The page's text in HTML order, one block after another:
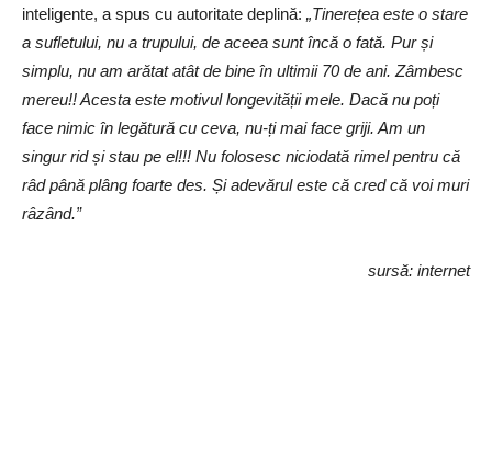
inteligente, a spus cu autoritate deplină: „Tinerețea este o stare
a sufletului, nu a trupului, de aceea sunt încă o fată. Pur și
simplu, nu am arătat atât de bine în ultimii 70 de ani. Zâmbesc
mereu!! Acesta este motivul longevității mele. Dacă nu poți
face nimic în legătură cu ceva, nu-ți mai face griji. Am un
singur rid și stau pe el!!! Nu folosesc niciodată rimel pentru că
râd până plâng foarte des. Și adevărul este că cred că voi muri
râzând.”
sursă: internet